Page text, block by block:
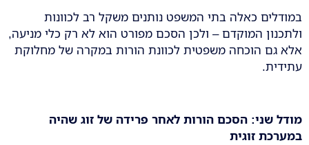
במודלים כאלה בתי המשפט נותנים משקל רב לכוונות
ולתכנון המוקדם – ולכן הסכם מפורט הוא לא רק כלי מניעה,
אלא גם הוכחה משפטית לכוונת הורות במקרה של מחלוקת
עתידית.
מודל שני: הסכם הורות לאחר פרידה של זוג שהיה
במערכת זוגית